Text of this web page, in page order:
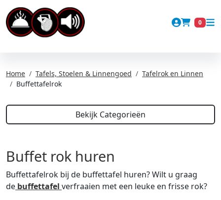
Account
0
Home Tafels, Stoelen & Linnengoed
Tafelrok en Linnen
Buffettafelrok
Bekijk Categorieën
Buffet rok huren
Buffettafelrok bij de buffettafel huren? Wilt u graag
de buffettafel verfraaien met een leuke en frisse rok?